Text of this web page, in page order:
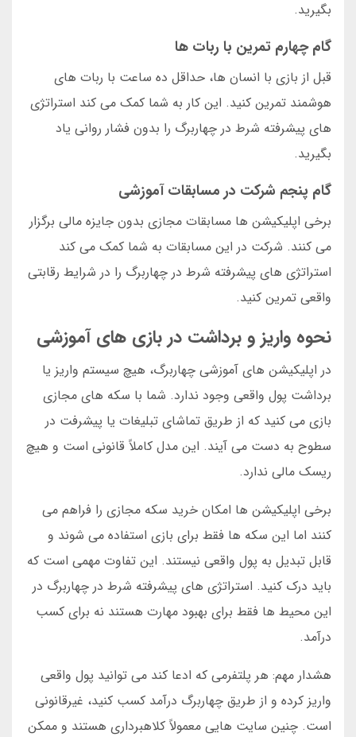
بگیرید.
گام چهارم تمرین با ربات ها
قبل از بازی با انسان ها، حداقل ده ساعت با ربات های
هوشمند تمرین کنید. این کار به شما کمک می کند استراتژی
های پیشرفته شرط در چهاربرگ را بدون فشار روانی یاد
بگیرید.
گام پنجم شرکت در مسابقات آموزشی
برخی اپلیکیشن ها مسابقات مجازی بدون جایزه مالی برگزار
می کنند. شرکت در این مسابقات به شما کمک می کند
استراتژی های پیشرفته شرط در چهاربرگ را در شرایط رقابتی
واقعی تمرین کنید.
نحوه واریز و برداشت در بازی های آموزشی
در اپلیکیشن های آموزشی چهاربرگ، هیچ سیستم واریز یا
برداشت پول واقعی وجود ندارد. شما با سکه های مجازی
بازی می کنید که از طریق تماشای تبلیغات یا پیشرفت در
سطوح به دست می آیند. این مدل کاملاً قانونی است و هیچ
ریسک مالی ندارد.
برخی اپلیکیشن ها امکان خرید سکه مجازی را فراهم می
کنند اما این سکه ها فقط برای بازی استفاده می شوند و
قابل تبدیل به پول واقعی نیستند. این تفاوت مهمی است که
باید درک کنید. استراتژی های پیشرفته شرط در چهاربرگ در
این محیط ها فقط برای بهبود مهارت هستند نه برای کسب
درآمد.
هشدار مهم: هر پلتفرمی که ادعا کند می توانید پول واقعی
واریز کرده و از طریق چهاربرگ درآمد کسب کنید، غیرقانونی
است. چنین سایت هایی معمولاً کلاهبرداری هستند و ممکن